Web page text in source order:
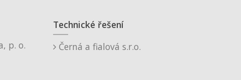
p. o.
Technické řešení
Černá a fialová s.r.o.